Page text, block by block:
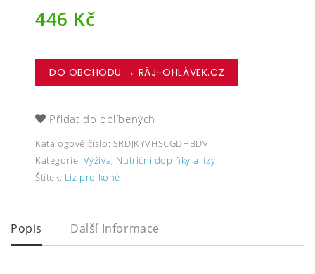
446 Kč
DO OBCHODU → RÁJ-OHLÁVEK.CZ
Přidat do oblíbených
Katalogové číslo: SRDJKYVHSCGDHBDV
Kategorie: Výživa, Nutriční doplňky a lizy
Štítek: Liz pro koně
Popis Další Informace